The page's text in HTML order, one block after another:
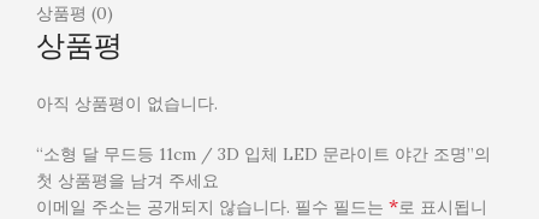
상품평 (0)
상품평
아직 상품평이 없습니다.
“소형 달 무드등 11cm / 3D 입체 LED 문라이트 야간 조명”의
첫 상품평을 남겨 주세요
이메일 주소는 공개되지 않습니다. 필수 필드는 *로 표시됩니